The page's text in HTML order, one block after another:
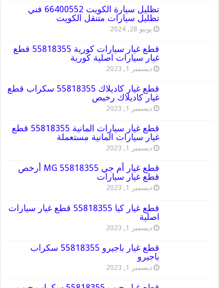
تظليل سيارة الكويت 66400552 فني
تظليل سيارات متنقل الكويت
يونيو 28, 2024
قطع غيار سيارات كورية 55818355 قطع
غيار سيارات اصلية كورية
ديسمبر 1, 2023
قطع غيار كاديلاك 55818355 سكراب قطع
غيار كاديلاك رخيص
ديسمبر 1, 2023
قطع غيار سيارات المانية 55818355 قطع
غيار سيارات المانية مستعملة
ديسمبر 1, 2023
قطع غيار أم جي MG 55818355 أرخص
قطع غيار سيارات
ديسمبر 1, 2023
قطع غيار كيا 55818355 قطع غيار سيارات
اصلية
ديسمبر 1, 2023
قطع غيار باجيرو 55818355 سكراب
باجيرو
ديسمبر 1, 2023